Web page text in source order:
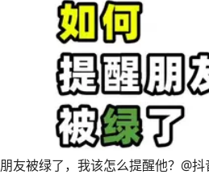
朋友被绿了，我该怎么提醒他？@